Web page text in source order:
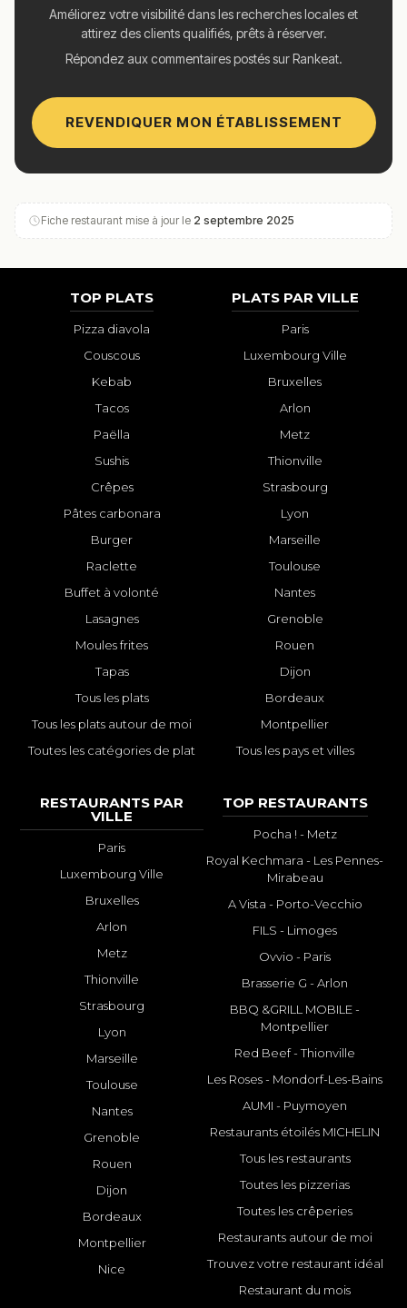
Améliorez votre visibilité dans les recherches locales et
attirez des clients qualifiés, prêts à réserver.
Répondez aux commentaires postés sur Rankeat.
REVENDIQUER MON ÉTABLISSEMENT
Fiche restaurant mise à jour le 2 septembre 2025
TOP PLATS
Pizza diavola
Couscous
Kebab
Tacos
Paëlla
Sushis
Crêpes
Pâtes carbonara
Burger
Raclette
Buffet à volonté
Lasagnes
Moules frites
Tapas
Tous les plats
Tous les plats autour de moi
Toutes les catégories de plat
PLATS PAR VILLE
Paris
Luxembourg Ville
Bruxelles
Arlon
Metz
Thionville
Strasbourg
Lyon
Marseille
Toulouse
Nantes
Grenoble
Rouen
Dijon
Bordeaux
Montpellier
Tous les pays et villes
RESTAURANTS PAR
VILLE
Paris
Luxembourg Ville
Bruxelles
Arlon
Metz
Thionville
Strasbourg
Lyon
Marseille
Toulouse
Nantes
Grenoble
Rouen
Dijon
Bordeaux
Montpellier
Nice
TOP RESTAURANTS
Pocha ! - Metz
Royal Kechmara - Les Pennes-
Mirabeau
A Vista - Porto-Vecchio
FILS - Limoges
Ovvio - Paris
Brasserie G - Arlon
BBQ &GRILL MOBILE -
Montpellier
Red Beef - Thionville
Les Roses - Mondorf-Les-Bains
AUMI - Puymoyen
Restaurants étoilés MICHELIN
Tous les restaurants
Toutes les pizzerias
Toutes les crêperies
Restaurants autour de moi
Trouvez votre restaurant idéal
Restaurant du mois